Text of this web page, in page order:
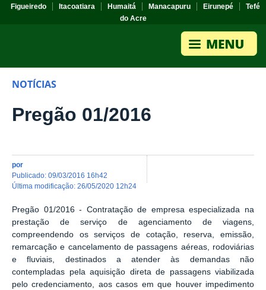
Figueiredo
Itacoatiara Humaitá Manacapuru Eirunepé
Tefé
do Acre
NOTÍCIAS
Pregão 01/2016
por
publicado: 09/03/2016 16h42
última modificação: 26/05/2020 12h24
Pregão 01/2016 - Contratação de empresa especializada na
prestação de serviço de agenciamento de viagens,
compreendendo os serviços de cotação, reserva, emissão,
remarcação e cancelamento de passagens aéreas, rodoviárias
e fluviais, destinados a atender às demandas não
contempladas pela aquisição direta de passagens viabilizada
pelo credenciamento, aos casos em que houver impedimento